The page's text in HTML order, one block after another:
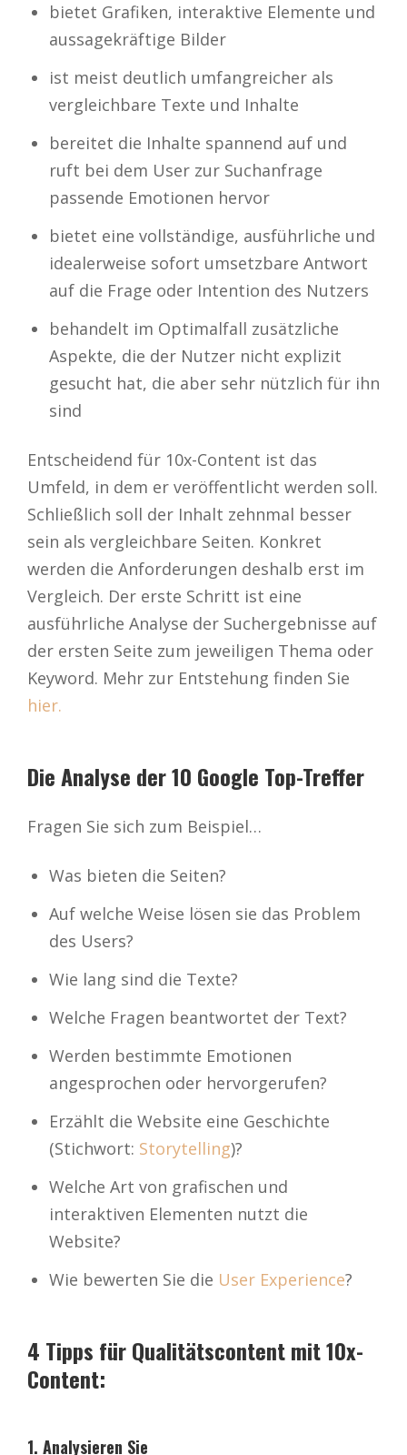
bietet Grafiken, interaktive Elemente und
aussagekräftige Bilder
ist meist deutlich umfangreicher als
vergleichbare Texte und Inhalte
bereitet die Inhalte spannend auf und
ruft bei dem User zur Suchanfrage
passende Emotionen hervor
bietet eine vollständige, ausführliche und
idealerweise sofort umsetzbare Antwort
auf die Frage oder Intention des Nutzers
behandelt im Optimalfall zusätzliche
Aspekte, die der Nutzer nicht explizit
gesucht hat, die aber sehr nützlich für ihn
sind
Entscheidend für 10x-Content ist das
Umfeld, in dem er veröffentlicht werden soll.
Schließlich soll der Inhalt zehnmal besser
sein als vergleichbare Seiten. Konkret
werden die Anforderungen deshalb erst im
Vergleich. Der erste Schritt ist eine
ausführliche Analyse der Suchergebnisse auf
der ersten Seite zum jeweiligen Thema oder
Keyword. Mehr zur Entstehung finden Sie
hier.
Die Analyse der 10 Google Top-Treffer
Fragen Sie sich zum Beispiel…
Was bieten die Seiten?
Auf welche Weise lösen sie das Problem
des Users?
Wie lang sind die Texte?
Welche Fragen beantwortet der Text?
Werden bestimmte Emotionen
angesprochen oder hervorgerufen?
Erzählt die Website eine Geschichte
(Stichwort: Storytelling)?
Welche Art von grafischen und
interaktiven Elementen nutzt die
Website?
Wie bewerten Sie die User Experience?
4 Tipps für Qualitätscontent mit 10x-
Content:
1. Analysieren Sie